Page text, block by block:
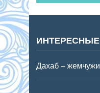
Дахаб –